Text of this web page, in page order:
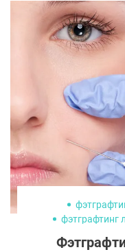
заставляют
звезды
и не
внешнего
для селебрити
внешность –
худеют
они
фэтграфтинг